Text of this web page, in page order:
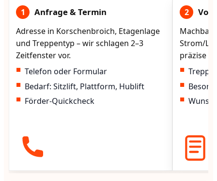
1 Anfrage & Termin
Adresse in Korschenbroich, Etagenlage
und Treppentyp – wir schlagen 2–3
Zeitfenster vor.
Telefon oder Formular
Bedarf: Sitzlift, Plattform, Hublift
Förder-Quickcheck
2
Strom/
präzise